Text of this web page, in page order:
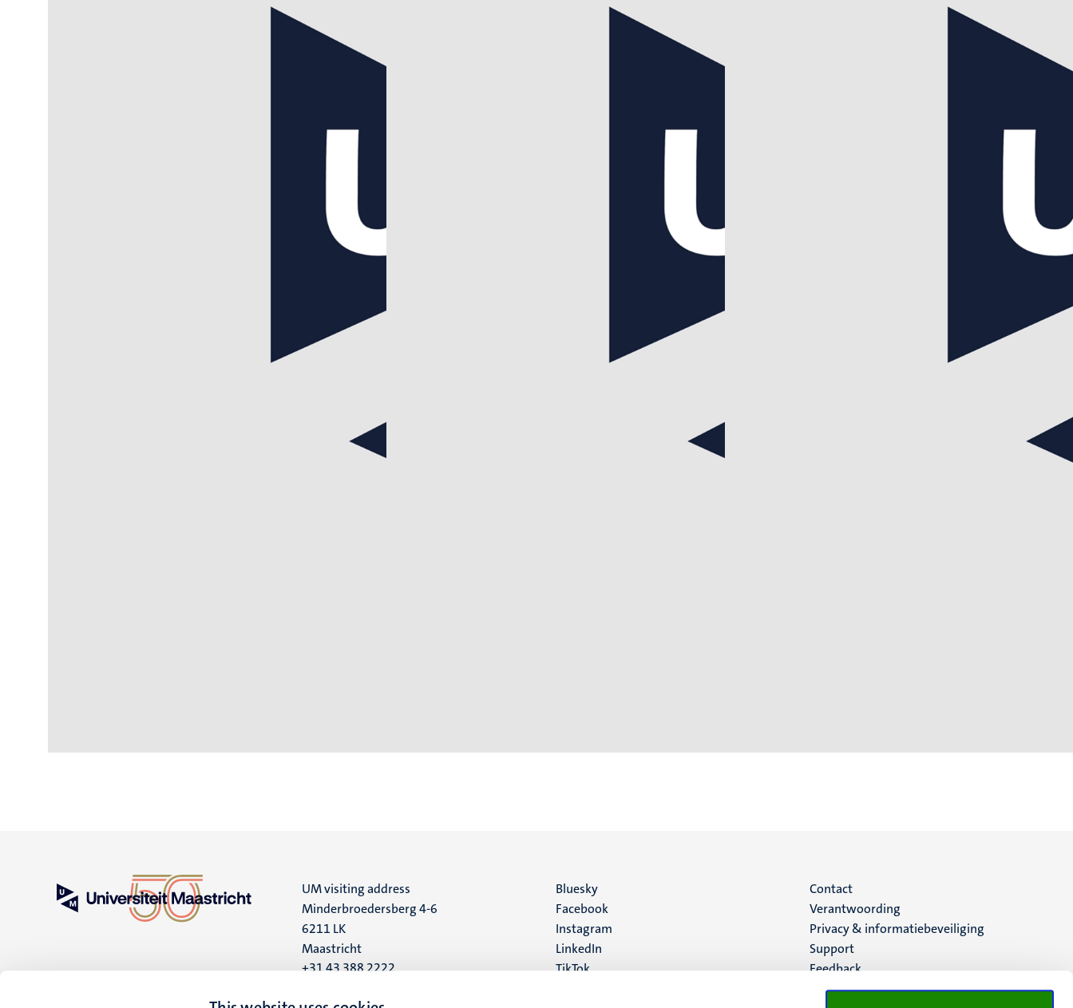
UM visiting address
Minderbroedersberg 4-6
6211 LK
Maastricht
+31 43 388 2222
UM postal address
Social
media
Bluesky
Facebook
Instagram
LinkedIn
TikTok
Menu
footer
(NL)
Contact
Verantwoording
Privacy & informatiebeveiliging
Support
Feedback